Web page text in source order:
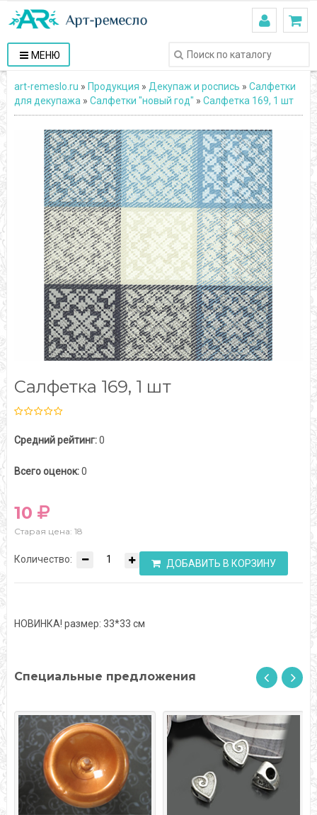
МЕНЮ
art-remeslo.ru » Продукция » Декупаж и роспись » Салфетки
для декупажа » Салфетки "новый год" » Салфетка 169, 1 шт
Салфетка 169, 1 шт
Средний рейтинг:0
Всего оценок:0
10
Старая цена: 18
Количество: ДОБАВИТЬ В КОРЗИНУ
НОВИНКА! размер: 33*33 см
Специальные предложения